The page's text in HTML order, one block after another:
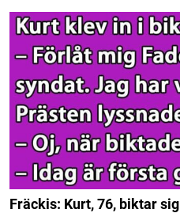
Fräckis: Kurt, 76, biktar sig